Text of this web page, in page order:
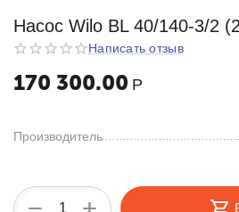
Насос Wilo BL 40/140-3/2
Написать отзыв
170 300.00 Р
Производитель